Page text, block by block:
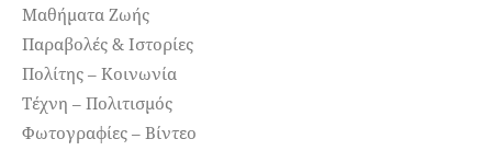
Μαθήματα Ζωής
Παραβολές & Ιστορίες
Πολίτης – Κοινωνία
Τέχνη – Πολιτισμός
Φωτογραφίες – Βίντεο